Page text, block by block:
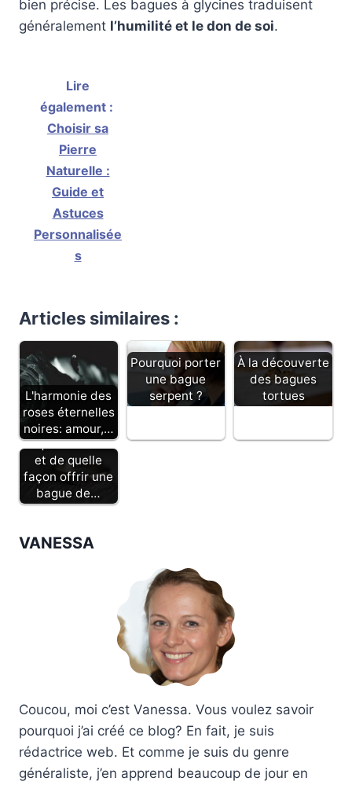
bien précise. Les bagues à glycines traduisent
généralement l’humilité et le don de soi.
Lire
également :
Choisir sa
Pierre
Naturelle :
Guide et
Astuces
Personnalisée
s
Articles similaires :
L'harmonie des
roses éternelles
noires: amour,…
Pourquoi porter
une bague
serpent ?
À la découverte
des bagues
tortues
A quel moment
et de quelle
façon offrir une
bague de…
VANESSA
Coucou, moi c’est Vanessa. Vous voulez savoir
pourquoi j’ai créé ce blog? En fait, je suis
rédactrice web. Et comme je suis du genre
généraliste, j’en apprend beaucoup de jour en